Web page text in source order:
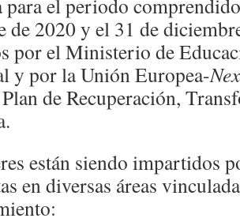
para el periodo
de 2020 y el 31 de
por el Ministerio de
y por la Unión Europea-
de Recuperación,
están siendo impartidos
en diversas áreas